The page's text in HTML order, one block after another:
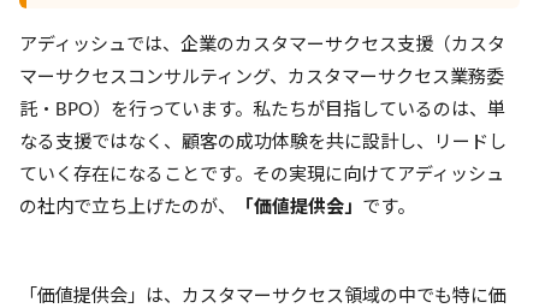
アディッシュでは、企業のカスタマーサクセス支援（カスタ
マーサクセスコンサルティング、カスタマーサクセス業務委
託・BPO）を行っています。私たちが目指しているのは、単
なる支援ではなく、顧客の成功体験を共に設計し、リードし
ていく存在になることです。その実現に向けてアディッシュ
の社内で立ち上げたのが、
「価値提供会」 です。
「価値提供会」は、カスタマーサクセス領域の中でも特に価